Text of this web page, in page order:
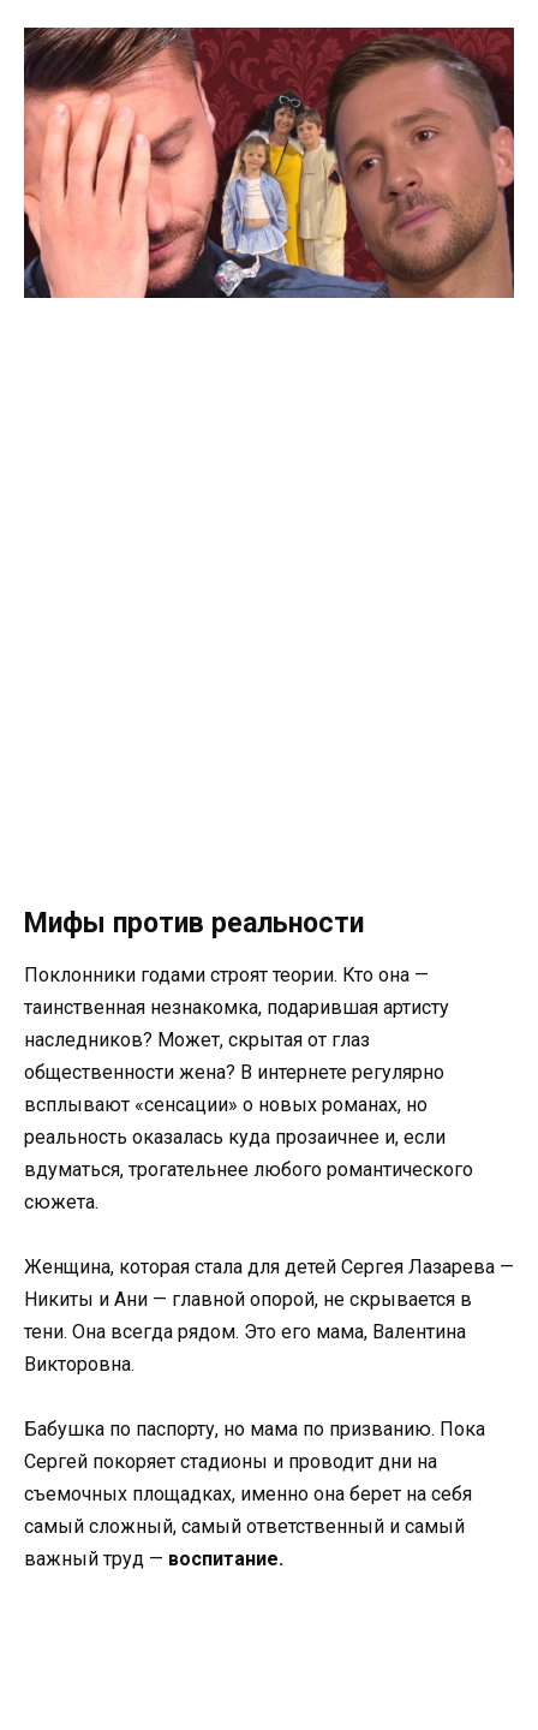
Мифы против реальности
Поклонники годами строят теории. Кто она —
таинственная незнакомка, подарившая артисту
наследников? Может, скрытая от глаз
общественности жена? В интернете регулярно
всплывают «сенсации» о новых романах, но
реальность оказалась куда прозаичнее и, если
вдуматься, трогательнее любого романтического
сюжета.
Женщина, которая стала для детей Сергея Лазарева —
Никиты и Ани — главной опорой, не скрывается в
тени. Она всегда рядом. Это его мама, Валентина
Викторовна.
Бабушка по паспорту, но мама по призванию. Пока
Сергей покоряет стадионы и проводит дни на
съемочных площадках, именно она берет на себя
самый сложный, самый ответственный и самый
важный труд — воспитание.